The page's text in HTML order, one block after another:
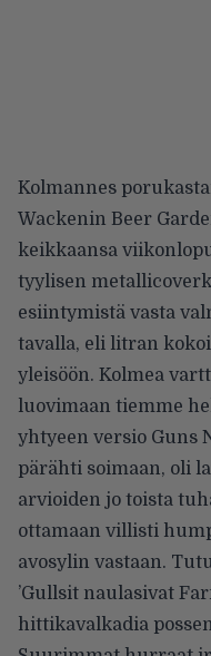
Kolmannes
Wackenin Beer
keikkaansa
tyylisen
esiintymistä vasta
tavalla, eli litran
yleisöön. Kolmea
luovimaan tiemme
yhtyeen versio Guns
pärähti soimaan, oli
arvioiden jo toista
ottamaan villisti
avosylin vastaan.
’Gullsit naulasivat
hittikavalkadia